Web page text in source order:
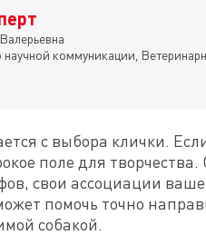
научной коммуникации,
с выбора клички.
поле для
свои ассоциации
помочь точно
собакой.